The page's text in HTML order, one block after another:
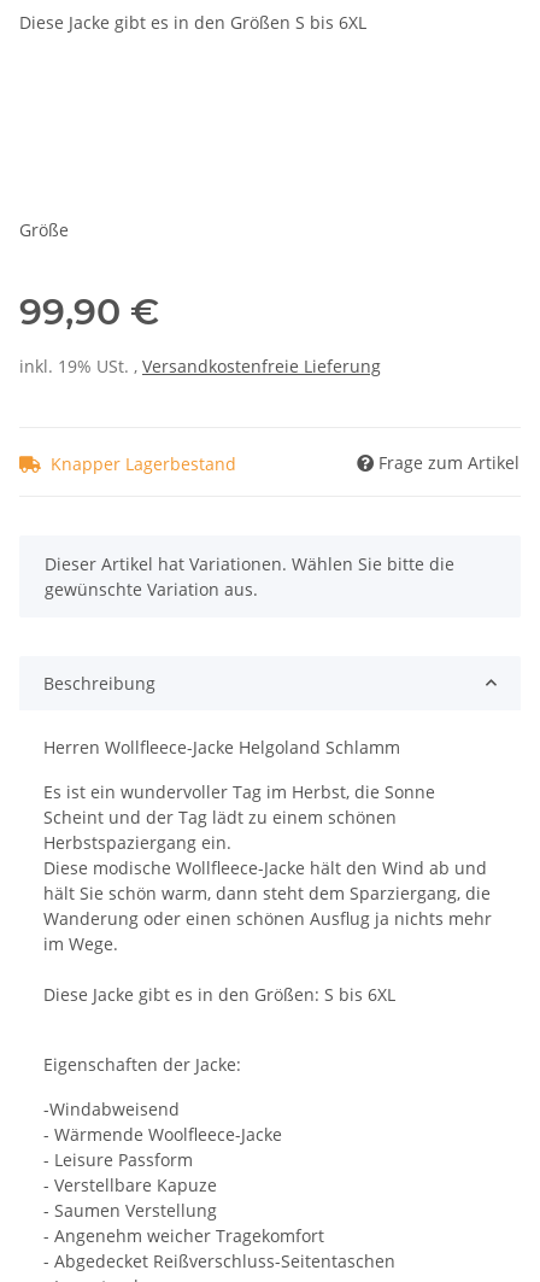
Diese Jacke gibt es in den Größen S bis 6XL
Größe
99,90 €
inkl. 19% USt. , Versandkostenfreie Lieferung
Knapper Lagerbestand Frage zum Artikel
x
Dieser Artikel hat Variationen. Wählen Sie bitte die
gewünschte Variation aus.
Beschreibung
Herren Wollfleece-Jacke Helgoland Schlamm
Es ist ein wundervoller Tag im Herbst, die Sonne
Scheint und der Tag lädt zu einem schönen
Herbstspaziergang ein.
Diese modische Wollfleece-Jacke hält den Wind ab und
hält Sie schön warm, dann steht dem Sparziergang, die
Wanderung oder einen schönen Ausflug ja nichts mehr
im Wege.
Diese Jacke gibt es in den Größen: S bis 6XL
Eigenschaften der Jacke:
-Windabweisend
- Wärmende Woolfleece-Jacke
- Leisure Passform
- Verstellbare Kapuze
- Saumen Verstellung
- Angenehm weicher Tragekomfort
- Abgedecket Reißverschluss-Seitentaschen